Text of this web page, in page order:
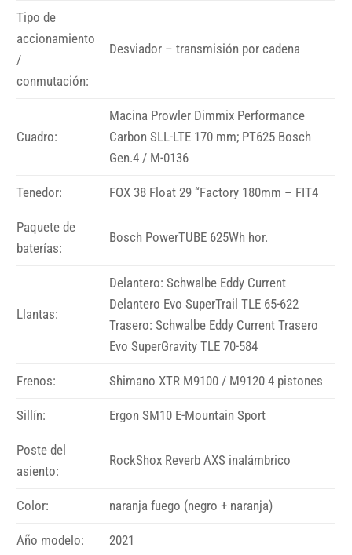
Tipo de
accionamiento
/
conmutación:
Desviador – transmisión por cadena
Cuadro:
Macina Prowler Dimmix Performance
Carbon SLL-LTE 170 mm; PT625 Bosch
Gen.4 / M-0136
Tenedor: FOX 38 Float 29 “Factory 180mm – FIT4
Paquete de
baterías:
Bosch PowerTUBE 625Wh hor.
Llantas:
Delantero: Schwalbe Eddy Current
Delantero Evo SuperTrail TLE 65-622
Trasero: Schwalbe Eddy Current Trasero
Evo SuperGravity TLE 70-584
Frenos: Shimano XTR M9100 / M9120 4 pistones
Sillín: Ergon SM10 E-Mountain Sport
Poste del
asiento:
RockShox Reverb AXS inalámbrico
Color: naranja fuego (negro + naranja)
Año modelo: 2021